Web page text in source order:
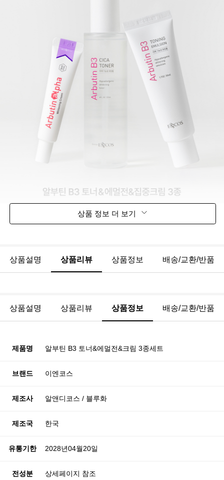
상품 정보 더 보기
상품설명 상품리뷰 상품정보 배송/교환/반품
상품설명 상품리뷰 상품정보 배송/교환/반품
제품명 알부틴 B3 토너&에멀전&크림 3종세트
브랜드 이엔코스
제조사 알앤디코스 / 블루화
제조국 한국
유통기한 2028년04월20일
전성분 상세페이지 참조